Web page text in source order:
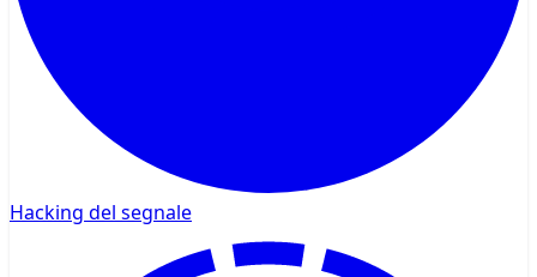
Hacking del segnale